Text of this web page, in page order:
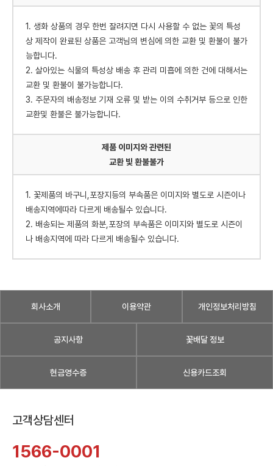
1. 생화 상품의 경우 한번 잘려지면 다시 사용할 수 없는 꽃의 특성
상 제작이 완료된 상품은 고객님의 변심에 의한 교환 및 환불이 불가
능합니다.
2. 살아있는 식물의 특성상 배송 후 관리 미흡에 의한 건에 대해서는
교환 및 환불이 불가능합니다.
3. 주문자의 배송정보 기재 오류 및 받는 이의 수취거부 등으로 인한
교환및 환불은 불가능합니다.
제품 이미지와 관련된
교환 빛 환불불가
1. 꽃제품의 바구니,포장지등의 부속품은 이미지와 별도로 시즌이나
배송지역에따라 다르게 배송될수 있습니다.
2. 배송되는 제품의 화분,포장의 부속품은 이미지와 별도로 시즌이
나 배송지역에 따라 다르게 배송될수 있습니다.
회사소개 이용약관 개인정보처리방침
공지사항 꽃배달 정보
현금영수증 신용카드조회
고객상담센터
1566-0001